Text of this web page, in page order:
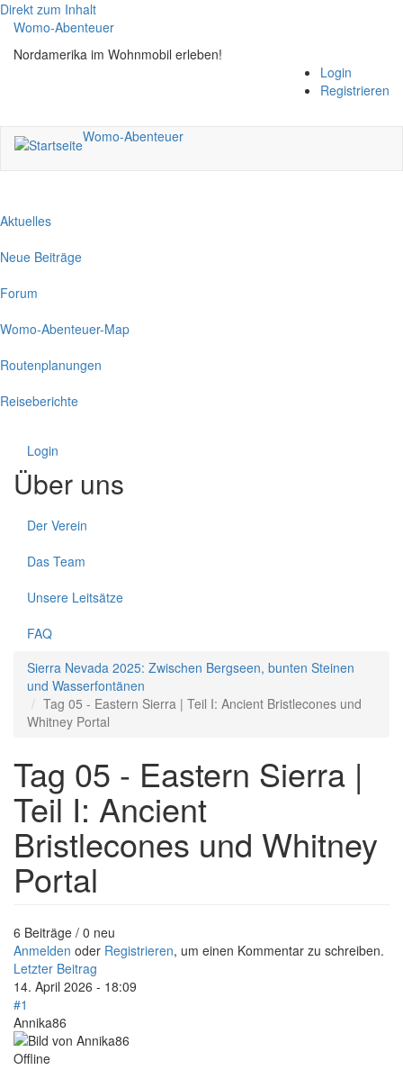
Direkt zum Inhalt
Womo-Abenteuer
Nordamerika im Wohnmobil erleben!
Login
Registrieren
Womo-Abenteuer
Aktuelles
Neue Beiträge
Forum
Womo-Abenteuer-Map
Routenplanungen
Reiseberichte
Login
Über uns
Der Verein
Das Team
Unsere Leitsätze
FAQ
Sierra Nevada 2025: Zwischen Bergseen, bunten Steinen
und Wasserfontänen
Tag 05 - Eastern Sierra | Teil I: Ancient Bristlecones und
Whitney Portal
Tag 05 - Eastern Sierra |
Teil I: Ancient
Bristlecones und Whitney
Portal
6 Beiträge / 0 neu
Anmelden oder Registrieren, um einen Kommentar zu schreiben.
Letzter Beitrag
14. April 2026 - 18:09
#1
Annika86
Offline